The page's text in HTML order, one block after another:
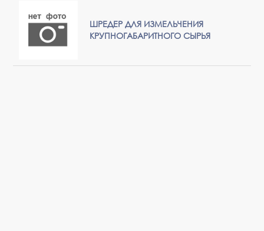
ШРЕДЕР ДЛЯ ИЗМЕЛЬЧЕНИЯ
КРУПНОГАБАРИТНОГО СЫРЬЯ